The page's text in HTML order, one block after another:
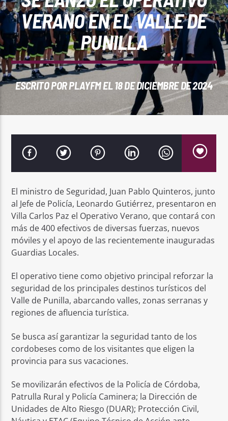
REPRODUCTOR WEB
VERANO EN EL VALLE DE
PUNILLA
ESCRITO PORPLAYFMEL 18 DE DICIEMBRE DE 2024
El ministro de Seguridad, Juan Pablo Quinteros, junto
al Jefe de Policía, Leonardo Gutiérrez, presentaron en
Villa Carlos Paz el Operativo Verano, que contará con
más de 400 efectivos de diversas fuerzas, nuevos
móviles y el apoyo de las recientemente inauguradas
Guardias Locales.
El operativo tiene como objetivo principal reforzar la
seguridad de los principales destinos turísticos del
Valle de Punilla, abarcando valles, zonas serranas y
regiones de afluencia turística.
Se busca así garantizar la seguridad tanto de los
cordobeses como de los visitantes que eligen la
provincia para sus vacaciones.
Se movilizarán efectivos de la Policía de Córdoba,
Patrulla Rural y Policía Caminera; la Dirección de
Unidades de Alto Riesgo (DUAR); Protección Civil,